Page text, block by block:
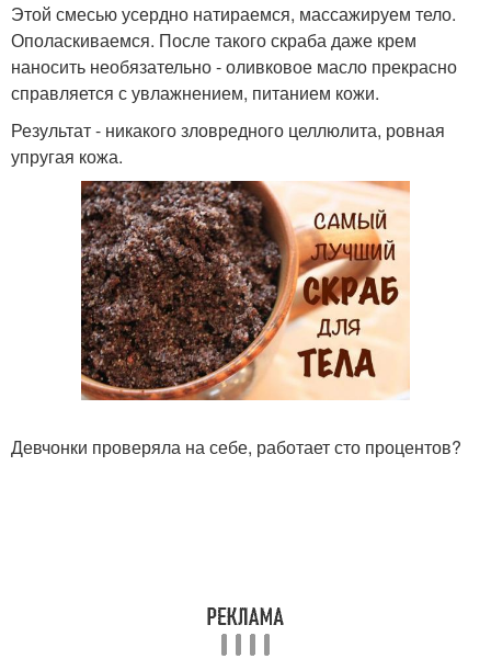
Этой смесью усердно натираемся, массажируем тело.
Ополаскиваемся. После такого скраба даже крем
наносить необязательно - оливковое масло прекрасно
справляется с увлажнением, питанием кожи.
Результат - никакого зловредного целлюлита, ровная
упругая кожа.
Девчонки проверяла на себе, работает сто процентов?